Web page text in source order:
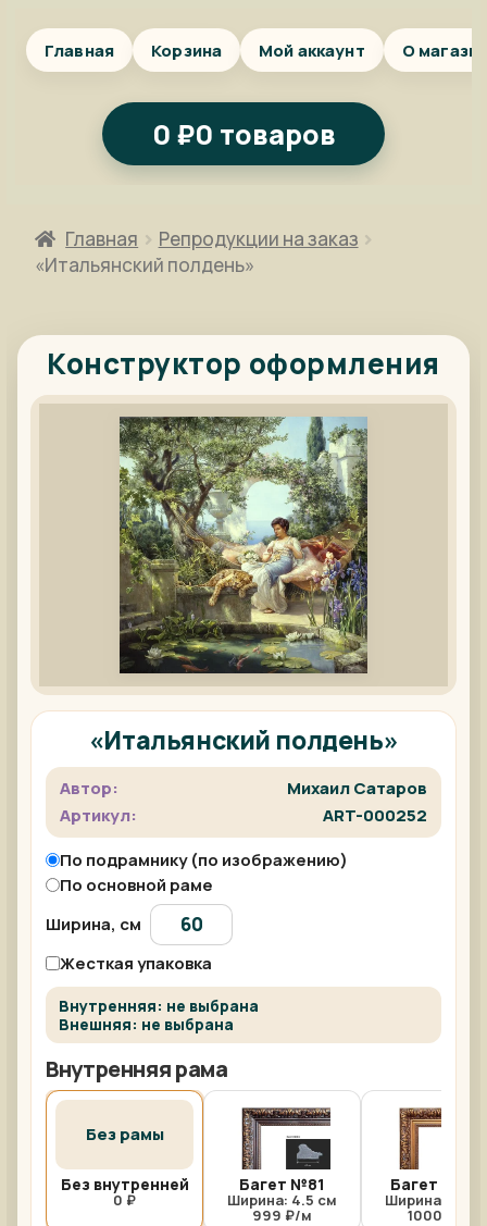
Главная Корзина Мой аккаунт О
0 ₽0 товаров
Главная
Репродукции на заказ
«Итальянский полдень»
Конструктор оформления
«Итальянский полдень»
Автор:
Михаил Сатаров
Артикул:
ART-000252
По подрамнику (по изображению)
По основной раме
Ширина, см
Жесткая упаковка
Внутренняя: не выбрана
Внешняя: не выбрана
Внутренняя рама
Без рамы
Без внутренней
0 ₽
Багет №81
Ширина: 4.5 см
999 ₽/м
Багет №81/
Ширина: 4.5
1000 ₽/м